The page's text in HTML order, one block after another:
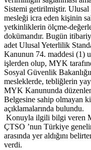
Sistemi getirilmiştir. Ulusal
mesleği icra eden kişinin
yetkinliklerin ölçme-
dokümandır. Bugün
adet Ulusal Yeterlilik
Kanunun 74. maddesi (1)
işlerden olup, MYK
Sosyal Güvenlik
mesleklerde, tebliğlerin
MYK Kanununda
Belgesine sahip olmayan
açıklamalarında bulundu.
Konuyla ilgili bilgi veren
ÇTSO ’nun Türkiye
arasında yer aldığını
verdi.